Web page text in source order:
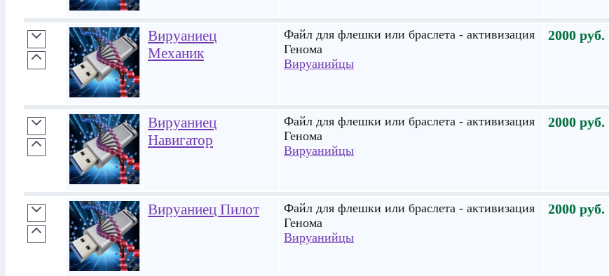
Вируаниец
Механик
Файл для флешки или браслета - активизация
Генома
Вируанийцы
2000 руб.
Вируаниец
Навигатор
Файл для флешки или браслета - активизация
Генома
Вируанийцы
2000 руб.
Вируаниец Пилот
Файл для флешки или браслета - активизация
Генома
Вируанийцы
2000 руб.